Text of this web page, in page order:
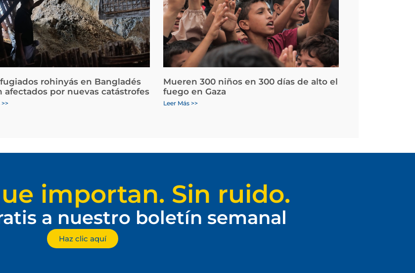
rohinyás en Bangladés
afectados por nuevas catástrofes
>>
Mueren 300 niños en 300 días de alto el
fuego en Gaza
Leer Más >>
importan. Sin ruido.
a nuestro boletín semanal
Haz clic aquí